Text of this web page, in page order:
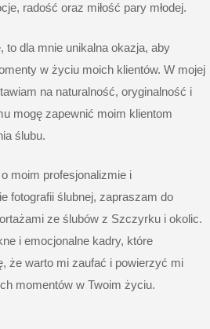
radość oraz miłość pary młodej.
to dla mnie unikalna okazja, aby
w życiu moich klientów. W mojej
na naturalność, oryginalność i
mogę zapewnić moim klientom
ślubu.
moim profesjonalizmie i
fotografii ślubnej, zapraszam do
ze ślubów z Szczyrku i okolic.
i emocjonalne kadry, które
że warto mi zaufać i powierzyć mi
momentów w Twoim życiu.